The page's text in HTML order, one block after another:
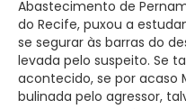
Abastecimento de
do Recife, puxou a
se segurar às barras do
levada pelo suspeito. Se
acontecido, se por acaso
bulinada pelo agressor,